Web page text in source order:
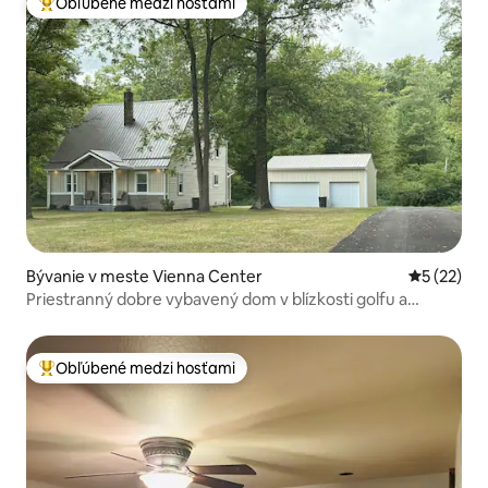
Najobľúbenejšie medzi hosťami
Bývanie v meste Vienna Center
5 (22)
Priestranný dobre vybavený dom v blízkosti golfu a
Najobľúbenejšie medzi hosťami
Obľúbené medzi hosťami